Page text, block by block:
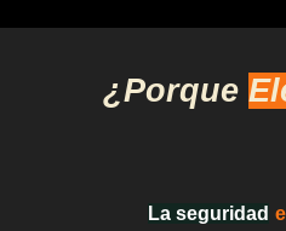
¿Porque
La seguridad